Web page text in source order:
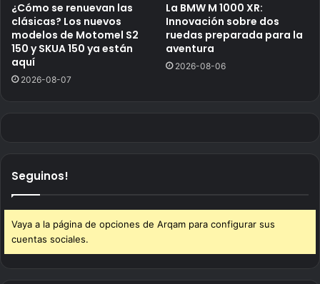
¿Cómo se renuevan las
clásicas? Los nuevos
modelos de Motomel S2
150 y SKUA 150 ya están
aquí
2026-08-07
La BMW M 1000 XR:
Innovación sobre dos
ruedas preparada para la
aventura
2026-08-06
Seguinos!
Vaya a la página de opciones de Arqam para configurar sus
cuentas sociales.